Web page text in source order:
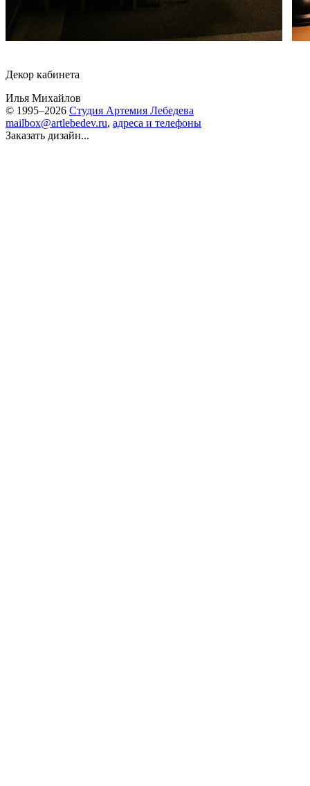
Декор кабинета
Илья Михайлов
© 1995–2026 Студия Артемия Лебедева
mailbox@artlebedev.ru, адреса и телефоны
Заказать дизайн...